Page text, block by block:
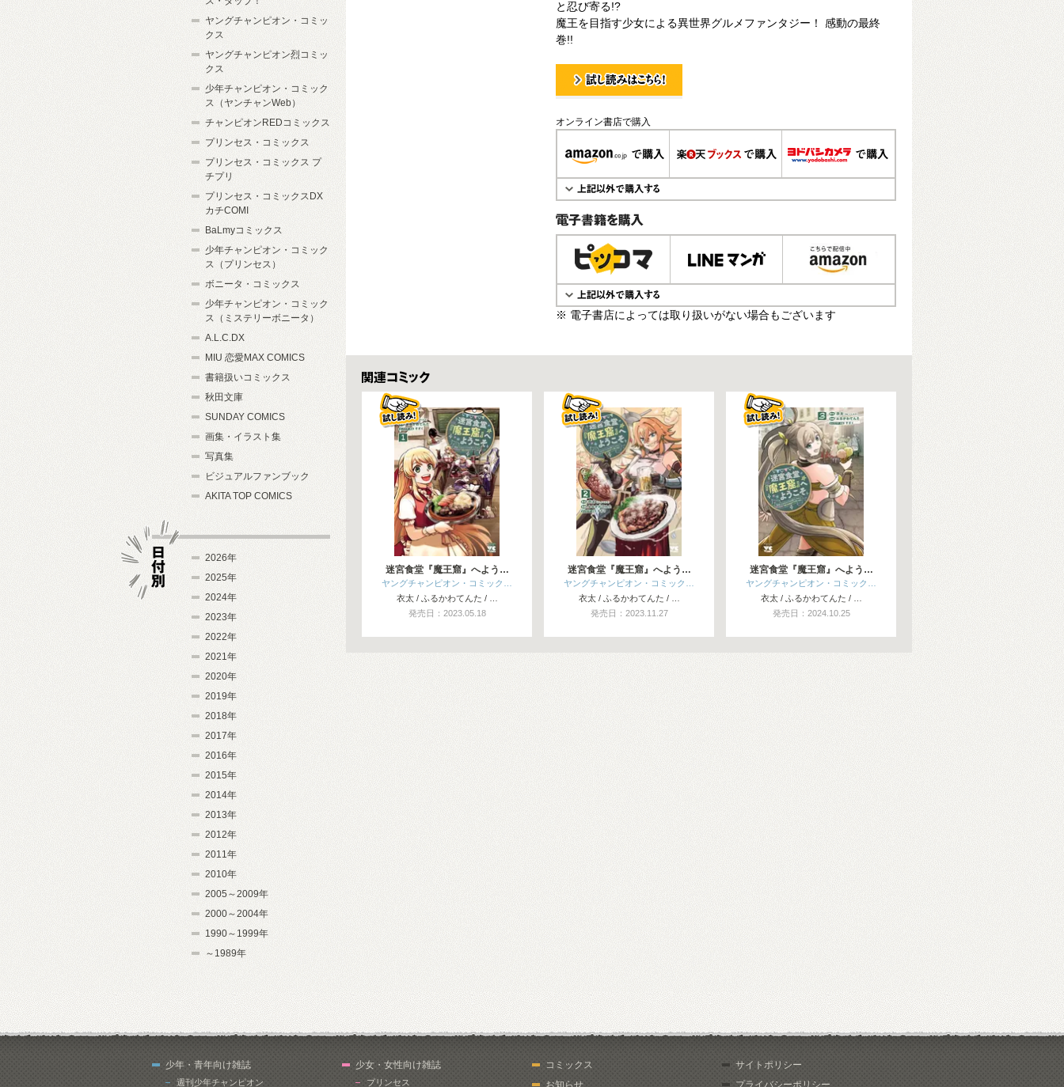
と忍び寄る!?
魔王を目指す少女による異世界グルメファンタジー！ 感動の最終
巻!!
オンライン書店で購入
電子書籍で購入
※ 電子書店によっては取り扱いがない場合もございます
関連コミックス
迷宮食堂『魔王窟』へよう…
ヤングチャンピオン・コミック…
衣太 / ふるかわてんた / …
発売日：2023.05.18
迷宮食堂『魔王窟』へよう…
ヤングチャンピオン・コミック…
衣太 / ふるかわてんた / …
発売日：2023.11.27
迷宮食堂『魔王窟』へよう…
ヤングチャンピオン・コミック…
衣太 / ふるかわてんた / …
発売日：2024.10.25
ヤングチャンピオン・コミッ
クス
ヤングチャンピオン烈コミッ
クス
少年チャンピオン・コミック
ス（ヤンチャンWeb）
チャンピオンREDコミックス
プリンセス・コミックス
プリンセス・コミックス プ
チプリ
プリンセス・コミックスDX
カチCOMI
BaLmyコミックス
少年チャンピオン・コミック
ス（プリンセス）
ボニータ・コミックス
少年チャンピオン・コミック
ス（ミステリーボニータ）
A.L.C.DX
MIU 恋愛MAX COMICS
書籍扱いコミックス
秋田文庫
SUNDAY COMICS
画集・イラスト集
写真集
ビジュアルファンブック
AKITA TOP COMICS
2026年
2025年
2024年
2023年
2022年
2021年
2020年
2019年
2018年
2017年
2016年
2015年
2014年
2013年
2012年
2011年
2010年
2005～2009年
2000～2004年
1990～1999年
～1989年
少年・青年向け雑誌
週刊少年チャンピオン
少女・女性向け雑誌
プリンセス
コミックス
お知らせ
サイトポリシー
プライバシーポリシー